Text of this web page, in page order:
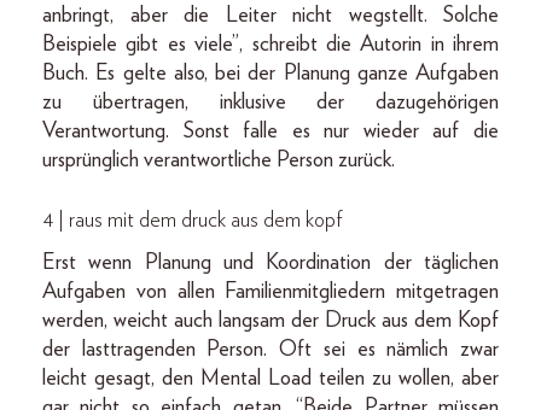
anbringt, aber die Leiter nicht wegstellt. Solche
Beispiele gibt es viele”, schreibt die Autorin in ihrem
Buch. Es gelte also, bei der Planung ganze Aufgaben
zu übertragen, inklusive der dazugehörigen
Verantwortung. Sonst falle es nur wieder auf die
ursprünglich verantwortliche Person zurück.
4 | raus mit dem druck aus dem kopf
Erst wenn Planung und Koordination der täglichen
Aufgaben von allen Familienmitgliedern mitgetragen
werden, weicht auch langsam der Druck aus dem Kopf
der lasttragenden Person. Oft sei es nämlich zwar
leicht gesagt, den Mental Load teilen zu wollen, aber